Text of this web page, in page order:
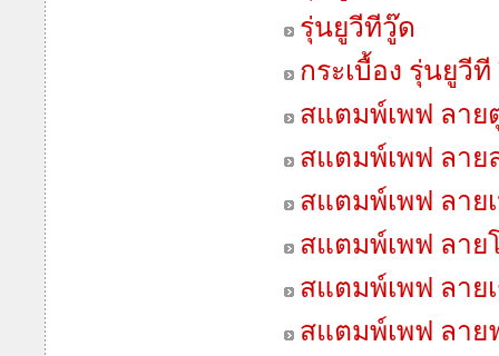
รุ่นยูวีทีวู๊ด
กระเบื้อง รุ่นยูวีที
สแตมพ์เพฟ ลาย
สแตมพ์เพฟ ลา
สแตมพ์เพฟ ลาย
สแตมพ์เพฟ ลาย
สแตมพ์เพฟ ลาย
สแตมพ์เพฟ ลาย